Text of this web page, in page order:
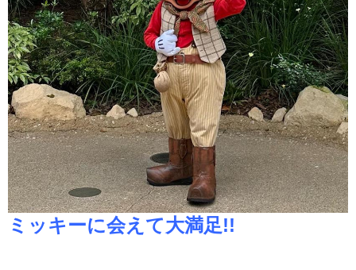
ミッキーに会えて大満足!!